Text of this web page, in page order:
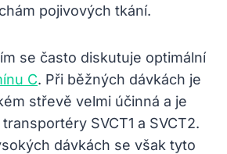
pojivových tkání.
se často diskutuje optimální
C. Při běžných dávkách je
střevě velmi účinná a je
SVCT1 a SVCT2.
dávkách se však tyto